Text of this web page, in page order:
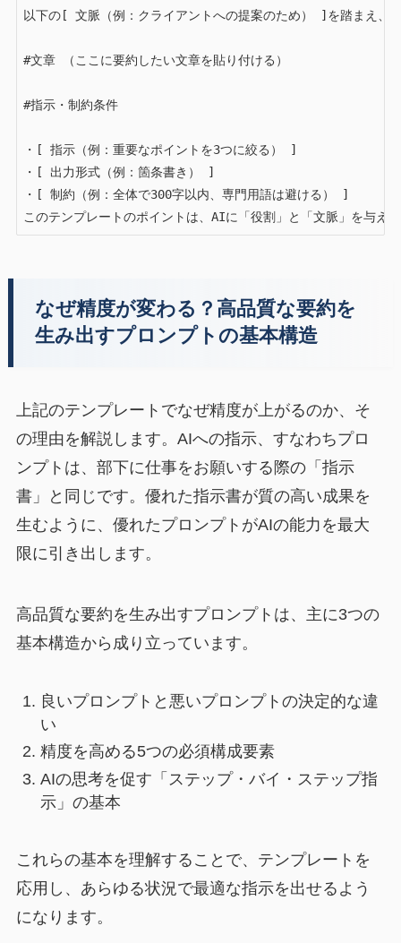
以下の[ 文脈（例：クライアントへの提案のため） ]を踏まえ
#文章 （ここに要約したい文章を貼り付ける）
#指示・制約条件
・[ 指示（例：重要なポイントを3つに絞る） ]
・[ 出力形式（例：箇条書き） ]
・[ 制約（例：全体で300字以内、専門用語は避ける） ]
このテンプレートのポイントは、AIに「役割」と「文脈」を与え
なぜ精度が変わる？高品質な要約を
生み出すプロンプトの基本構造
上記のテンプレートでなぜ精度が上がるのか、そ
の理由を解説します。AIへの指示、すなわちプロ
ンプトは、部下に仕事をお願いする際の「指示
書」と同じです。優れた指示書が質の高い成果を
生むように、優れたプロンプトがAIの能力を最大
限に引き出します。
高品質な要約を生み出すプロンプトは、主に3つの
基本構造から成り立っています。
良いプロンプトと悪いプロンプトの決定的な違
い
精度を高める5つの必須構成要素
AIの思考を促す「ステップ・バイ・ステップ指
示」の基本
これらの基本を理解することで、テンプレートを
応用し、あらゆる状況で最適な指示を出せるよう
になります。